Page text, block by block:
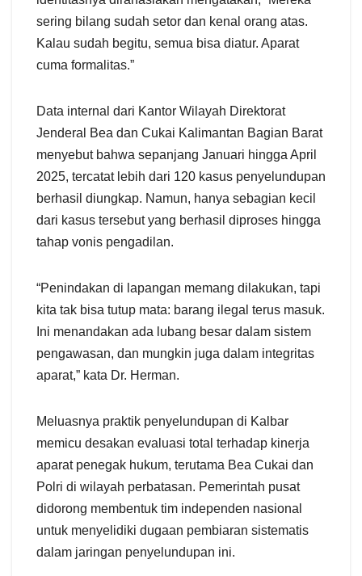
sering bilang sudah setor dan kenal orang atas.
Kalau sudah begitu, semua bisa diatur. Aparat
cuma formalitas.”
Data internal dari Kantor Wilayah Direktorat
Jenderal Bea dan Cukai Kalimantan Bagian Barat
menyebut bahwa sepanjang Januari hingga April
2025, tercatat lebih dari 120 kasus penyelundupan
berhasil diungkap. Namun, hanya sebagian kecil
dari kasus tersebut yang berhasil diproses hingga
tahap vonis pengadilan.
“Penindakan di lapangan memang dilakukan, tapi
kita tak bisa tutup mata: barang ilegal terus masuk.
Ini menandakan ada lubang besar dalam sistem
pengawasan, dan mungkin juga dalam integritas
aparat,” kata Dr. Herman.
Meluasnya praktik penyelundupan di Kalbar
memicu desakan evaluasi total terhadap kinerja
aparat penegak hukum, terutama Bea Cukai dan
Polri di wilayah perbatasan. Pemerintah pusat
didorong membentuk tim independen nasional
untuk menyelidiki dugaan pembiaran sistematis
dalam jaringan penyelundupan ini.